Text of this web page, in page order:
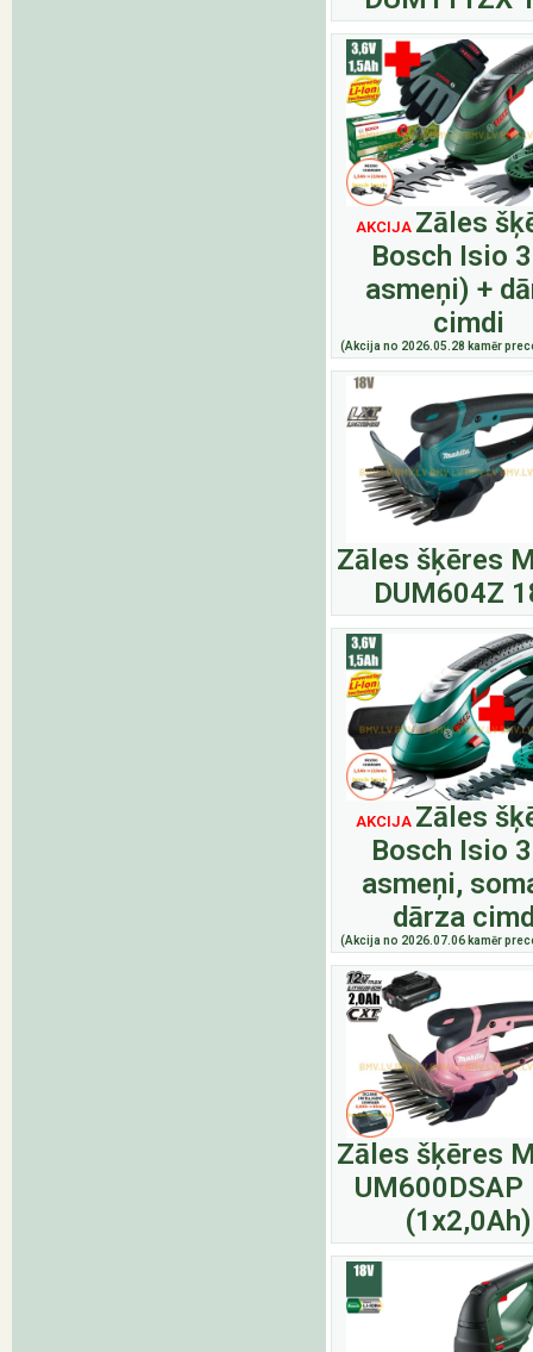
AKCIJA Zāles
Bosch Isio
asmeņi) +
cimdi
(Akcija no 2026.05.28 kamēr
Zāles šķēres
DUM604Z
AKCIJA Zāles
Bosch Isio
asmeņi,
dārza
(Akcija no 2026.07.06 kamēr
Zāles šķēres
UM600DSAP
(1x2,0Ah)